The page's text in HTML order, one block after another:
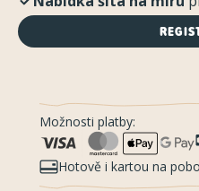
Možnosti platby:
Hotově i kartou na